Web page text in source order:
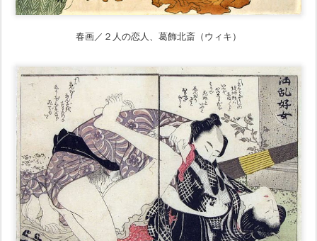
春画／２人の恋人、葛飾北斎（ウィキ）